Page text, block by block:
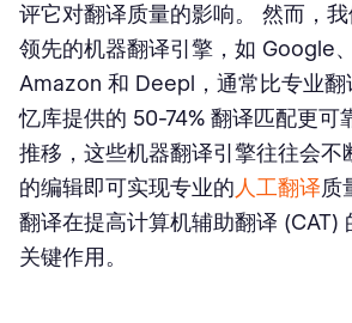
评它对翻译质量的影响。 然而，我
领先的机器翻译引擎，如 Google
Amazon 和 Deepl，通常比专业翻
忆库提供的 50-74% 翻译匹配更可
推移，这些机器翻译引擎往往会不
的编辑即可实现专业的 人工翻译质
翻译在提高计算机辅助翻译 (CAT)
关键作用。